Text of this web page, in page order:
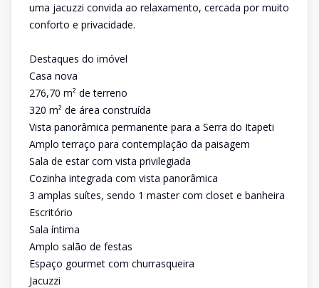
uma jacuzzi convida ao relaxamento, cercada por muito
conforto e privacidade.
Destaques do imóvel
Casa nova
276,70 m² de terreno
320 m² de área construída
Vista panorâmica permanente para a Serra do Itapeti
Amplo terraço para contemplação da paisagem
Sala de estar com vista privilegiada
Cozinha integrada com vista panorâmica
3 amplas suítes, sendo 1 master com closet e banheira
Escritório
Sala íntima
Amplo salão de festas
Espaço gourmet com churrasqueira
Jacuzzi